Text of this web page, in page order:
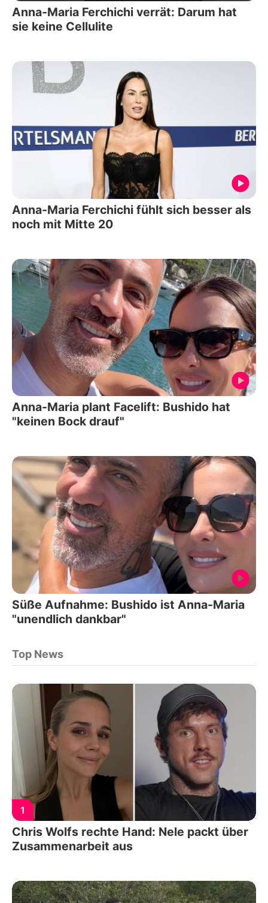
Anna-Maria Ferchichi verrät: Darum hat
sie keine Cellulite
Anna-Maria Ferchichi fühlt sich besser als
noch mit Mitte 20
Anna-Maria plant Facelift: Bushido hat
"keinen Bock drauf"
Süße Aufnahme: Bushido ist Anna-Maria
"unendlich dankbar"
Top News
1
Chris Wolfs rechte Hand: Nele packt über
Zusammenarbeit aus